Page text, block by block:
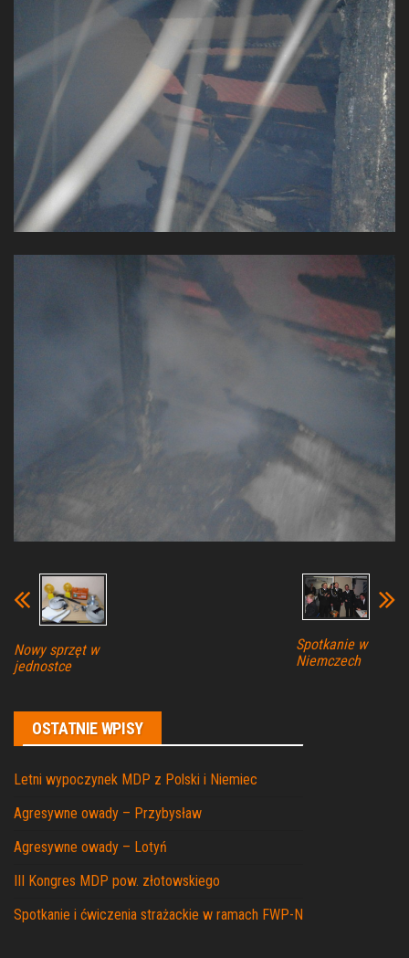
Nowy sprzęt w
jednostce
Spotkanie w
Niemczech
OSTATNIE WPISY
Letni wypoczynek MDP z Polski i Niemiec
Agresywne owady – Przybysław
Agresywne owady – Lotyń
III Kongres MDP pow. złotowskiego
Spotkanie i ćwiczenia strażackie w ramach FWP-N